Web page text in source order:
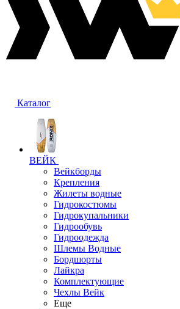
Каталог
ВЕЙК
Вейкборды
Крепления
Жилеты водные
Гидрокостюмы
Гидрокупальники
Гидрообувь
Гидроодежда
Шлемы Водные
Бордшорты
Лайкра
Комплектующие
Чехлы Вейк
Еще